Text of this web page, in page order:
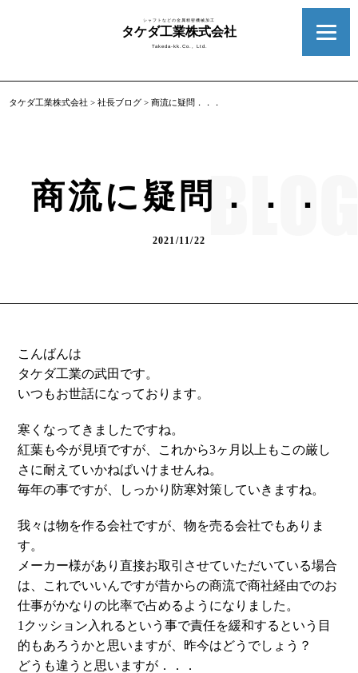
シャフトなどの金属精密機械加工
タケダ工業株式会社
Takeda-kk.Co., Ltd.
タケダ工業株式会社 >社長ブログ >商流に疑問．．．
商流に疑問．．．
2021/11/22
こんばんは
タケダ工業の武田です。
いつもお世話になっております。
寒くなってきましたですね。
紅葉も今が見頃ですが、これから3ヶ月以上もこの厳し
さに耐えていかねばいけませんね。
毎年の事ですが、しっかり防寒対策していきますね。
我々は物を作る会社ですが、物を売る会社でもありま
す。
メーカー様があり直接お取引させていただいている場合
は、これでいいんですが昔からの商流で商社経由でのお
仕事がかなりの比率で占めるようになりました。
1クッション入れるという事で責任を緩和するという目
的もあろうかと思いますが、昨今はどうでしょう？
どうも違うと思いますが．．．